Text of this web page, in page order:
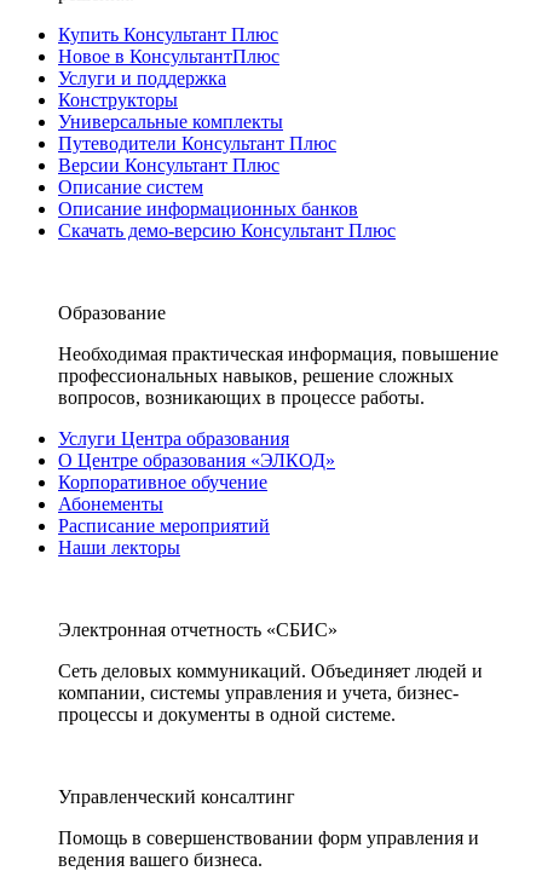
Купить Консультант Плюс
Новое в КонсультантПлюс
Услуги и поддержка
Конструкторы
Универсальные комплекты
Путеводители Консультант Плюс
Версии Консультант Плюс
Описание систем
Описание информационных банков
Скачать демо-версию Консультант Плюс
Образование
Необходимая практическая информация, повышение
профессиональных навыков, решение сложных
вопросов, возникающих в процессе работы.
Услуги Центра образования
О Центре образования «ЭЛКОД»
Корпоративное обучение
Абонементы
Расписание мероприятий
Наши лекторы
Электронная отчетность «СБИС»
Сеть деловых коммуникаций. Объединяет людей и
компании, системы управления и учета, бизнес-
процессы и документы в одной системе.
Управленческий консалтинг
Помощь в совершенствовании форм управления и
ведения вашего бизнеса.